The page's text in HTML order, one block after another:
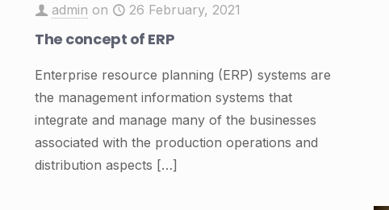
admin on 26 February, 2021
The concept of ERP
Enterprise resource planning (ERP) systems are
the management information systems that
integrate and manage many of the businesses
associated with the production operations and
distribution aspects […]